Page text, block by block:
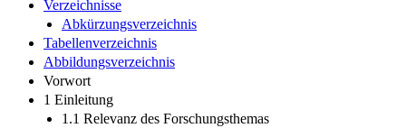
Verzeichnisse
Abkürzungsverzeichnis
Tabellenverzeichnis
Abbildungsverzeichnis
Vorwort
1 Einleitung
1.1 Relevanz des Forschungsthemas